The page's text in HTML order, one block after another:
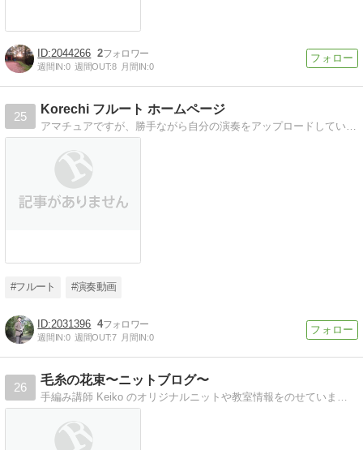
2044266 2
週間IN:0 週間OUT:8 月間IN:0
25
Korechi フルート ホームページ
#フルート #演奏動画
2031396 4
週間IN:0 週間OUT:7 月間IN:0
26
毛糸の花束〜ニットブログ〜
手編み講師 Keiko のオリジナルニットや教室情報をのせています。